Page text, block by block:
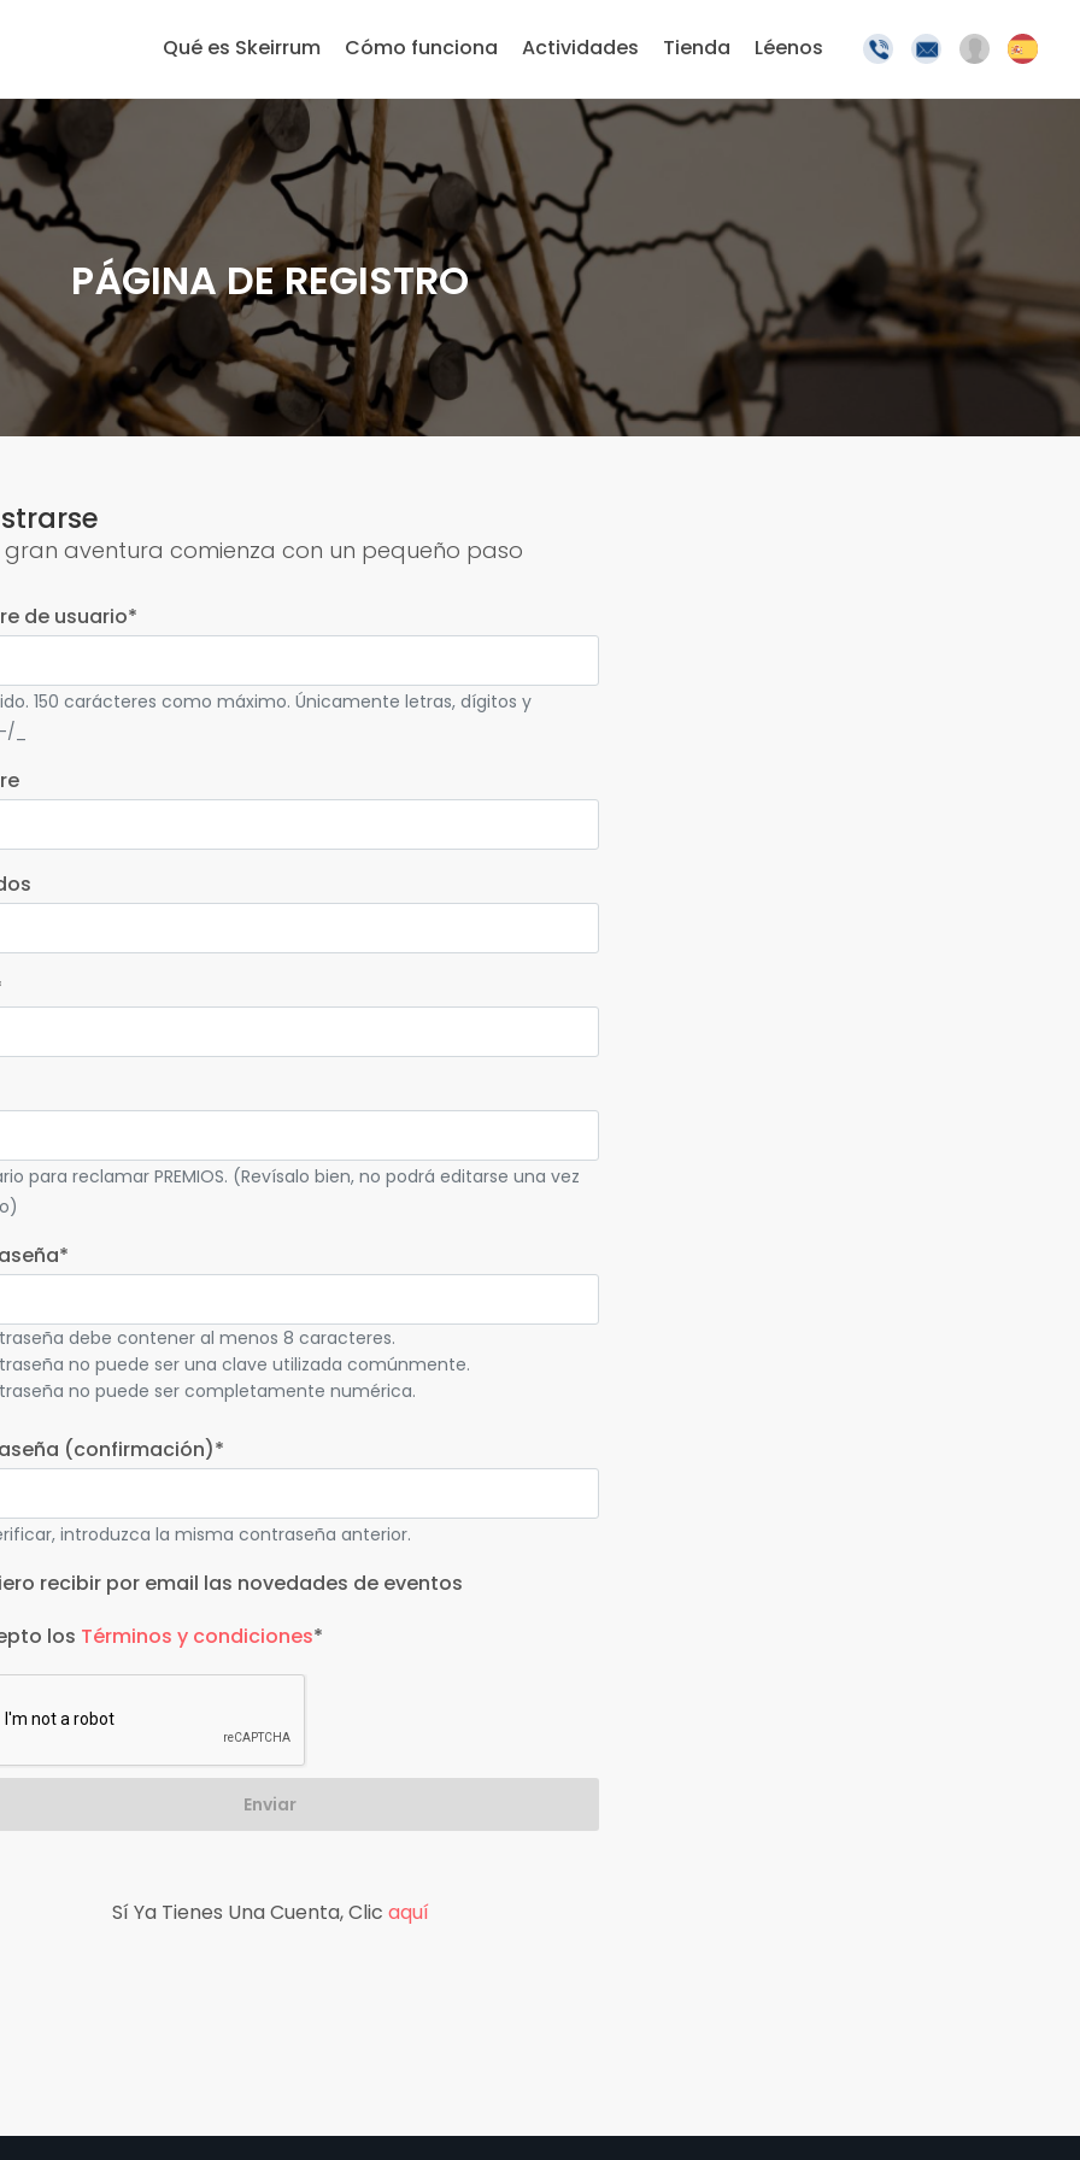
PÁGINA DE REGISTRO
aventura comienza con un pequeño paso
de usuario*
150 carácteres como máximo. Únicamente letras, dígitos y
_
para reclamar PREMIOS. (Revísalo bien, no podrá editarse una vez
*
debe contener al menos 8 caracteres.
no puede ser una clave utilizada comúnmente.
no puede ser completamente numérica.
(confirmación)*
introduzca la misma contraseña anterior.
recibir por email las novedades de eventos
los Términos y condiciones*
Enviar
Sí Ya Tienes Una Cuenta, Clic aquí
Qué es Skeirrum Cómo funciona Actividades Tienda Léenos